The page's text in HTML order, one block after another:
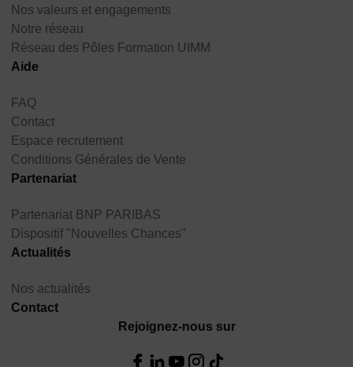
Nos valeurs et engagements
Notre réseau
Réseau des Pôles Formation UIMM
Aide
FAQ
Contact
Espace recrutement
Conditions Générales de Vente
Partenariat
Partenariat BNP PARIBAS
Dispositif "Nouvelles Chances"
Actualités
Nos actualités
Contact
Rejoignez-nous sur